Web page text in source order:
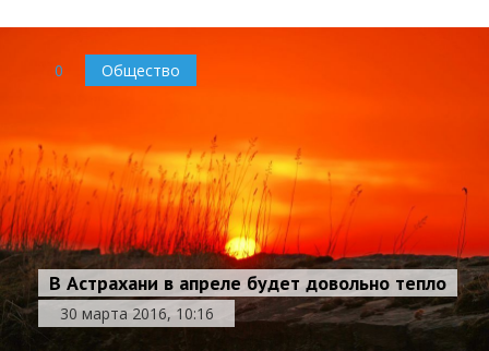
0 Общество
В Астрахани в апреле будет довольно тепло
30 марта 2016, 10:16